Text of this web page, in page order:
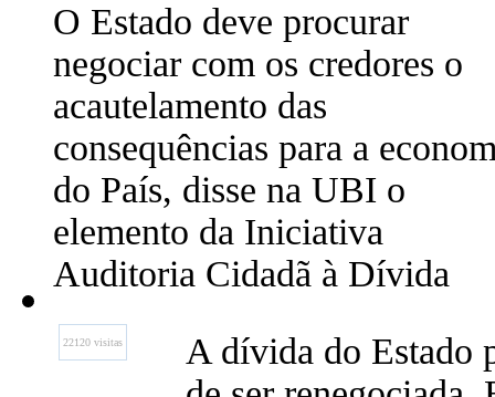
O Estado deve procurar
negociar com os credores o
acautelamento das
consequências para a
do País, disse na UBI o
elemento da Iniciativa
Auditoria Cidadã à Dívida
22120 visitas
A dívida do Estado